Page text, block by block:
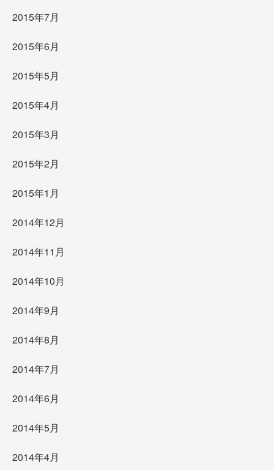
2015年7月
2015年6月
2015年5月
2015年4月
2015年3月
2015年2月
2015年1月
2014年12月
2014年11月
2014年10月
2014年9月
2014年8月
2014年7月
2014年6月
2014年5月
2014年4月